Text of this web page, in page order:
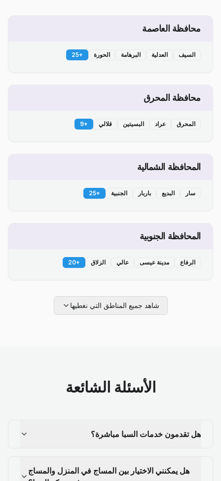
محافظة العاصمة
السيف العدلية البرهامة الحورة +
25
محافظة المحرق
المحرق عراد البسيتين قلالي +
9
المحافظة الشمالية
سار البديع باربار الجنبية +
25
المحافظة الجنوبية
الرفاع مدينة عيسى عالي الزلاق +
20
شاهد جميع المناطق التي نغطيها
الأسئلة الشائعة
هل تقدمون خدمات السبا مباشرة؟
هل يمكنني الاختيار بين المساج في المنزل والمساج